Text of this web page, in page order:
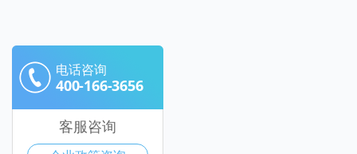
电话咨询
400-166-3656
客服咨询